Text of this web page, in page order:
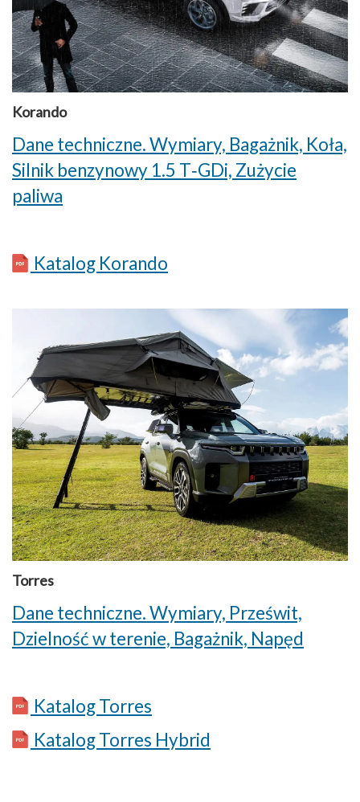
Korando
Dane techniczne. Wymiary, Bagażnik, Koła,
Silnik benzynowy 1.5 T‑GDi, Zużycie
paliwa
Katalog Korando
Torres
Dane techniczne. Wymiary, Prześwit,
Dzielność w terenie, Bagażnik, Napęd
Katalog Torres
Katalog Torres Hybrid